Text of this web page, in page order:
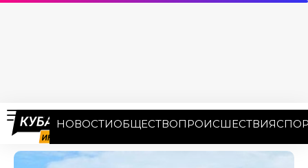
НОВОСТИОБЩЕСТВОПРОИСШЕСТВИЯ